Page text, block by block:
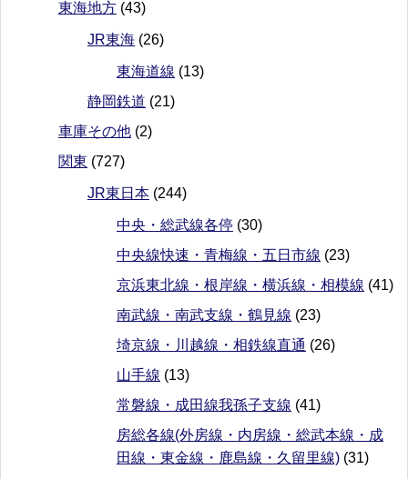
東海地方 (43)
JR東海 (26)
東海道線 (13)
静岡鉄道 (21)
車庫その他 (2)
関東 (727)
JR東日本 (244)
中央・総武線各停 (30)
中央線快速・青梅線・五日市線 (23)
京浜東北線・根岸線・横浜線・相模線 (41)
南武線・南武支線・鶴見線 (23)
埼京線・川越線・相鉄線直通 (26)
山手線 (13)
常磐線・成田線我孫子支線 (41)
房総各線(外房線・内房線・総武本線・成
田線・東金線・鹿島線・久留里線) (31)